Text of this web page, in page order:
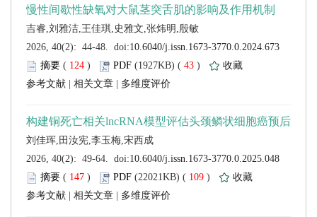
( ) 43 )
( ) 109 )